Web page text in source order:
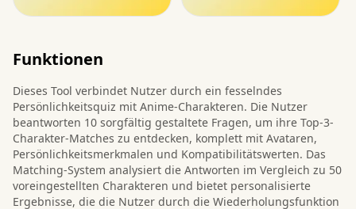
Funktionen
Dieses Tool verbindet Nutzer durch ein fesselndes
Persönlichkeitsquiz mit Anime-Charakteren. Die Nutzer
beantworten 10 sorgfältig gestaltete Fragen, um ihre Top-3-
Charakter-Matches zu entdecken, komplett mit Avataren,
Persönlichkeitsmerkmalen und Kompatibilitätswerten. Das
Matching-System analysiert die Antworten im Vergleich zu 50
voreingestellten Charakteren und bietet personalisierte
Ergebnisse, die die Nutzer durch die Wiederholungsfunktion